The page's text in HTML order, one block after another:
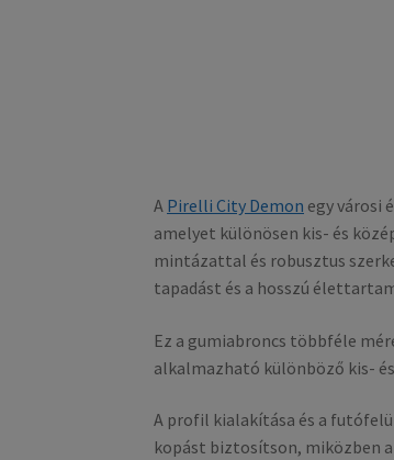
A Pirelli City Demon egy városi
amelyet különösen kis- és
mintázattal és robusztus
tapadást és a hosszú
Ez a gumiabroncs többféle
alkalmazható különböző kis-
A profil kialakítása és a
kopást biztosítson, miközben